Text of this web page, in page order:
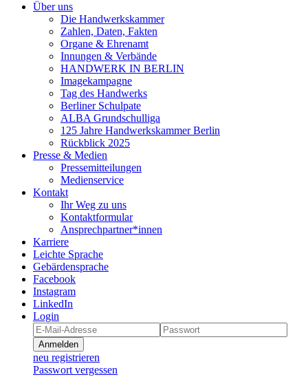
Über uns
Die Handwerkskammer
Zahlen, Daten, Fakten
Organe & Ehrenamt
Innungen & Verbände
HANDWERK IN BERLIN
Imagekampagne
Tag des Handwerks
Berliner Schulpate
ALBA Grundschulliga
125 Jahre Handwerkskammer Berlin
Rückblick 2025
Presse & Medien
Pressemitteilungen
Medienservice
Kontakt
Ihr Weg zu uns
Kontaktformular
Ansprechpartner*innen
Karriere
Leichte Sprache
Gebärdensprache
Facebook
Instagram
LinkedIn
Login
Anmelden
neu registrieren
Passwort vergessen